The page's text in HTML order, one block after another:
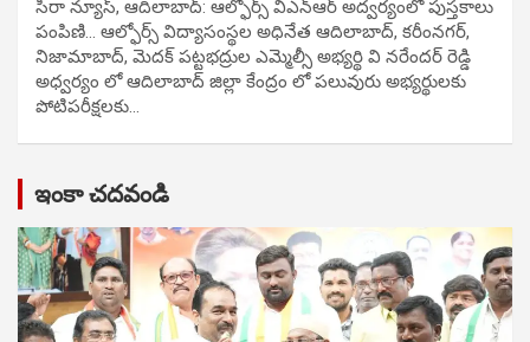
సిరా న్యూస్, ఆదిలాబాద్: ఆల్ఫోర్స్ విఎన్ఆర్ అద్వర్యంలో పుస్తకాలు
పంపిణి… ఆల్ఫోర్స్ విద్యాసంస్థల అధినేత ఆదిలాబాద్, కరీంనగర్,
నిజామాబాద్, మెదక్ పట్టభద్రుల ఎమ్మెల్సీ అభ్యర్థి వి నరేందర్ రెడ్డి
అధ్వర్యం లో ఆదిలాబాద్ జిల్లా కేంద్రం లో పలువురు అభ్యర్థులకు
పోటిప‌రీక్ష‌ల‌కు…
ఇంకా చదవండి